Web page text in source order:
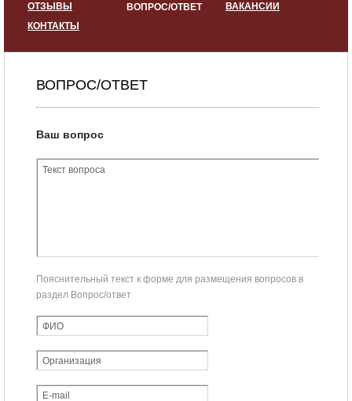
ОТЗЫВЫ ВОПРОС/ОТВЕТ
ВАКАНСИИ
КОНТАКТЫ
ВОПРОС/ОТВЕТ
Ваш вопрос
Пояснительный текст к форме для размещения вопросов в
раздел Вопрос/ответ